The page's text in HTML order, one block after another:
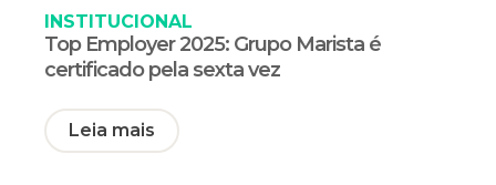
INSTITUCIONAL
Top Employer 2025: Grupo Marista é
certificado pela sexta vez
Leia mais